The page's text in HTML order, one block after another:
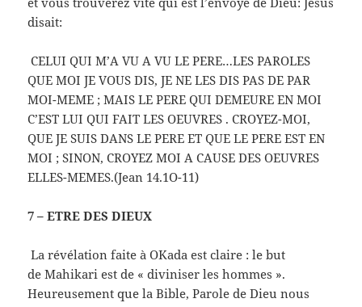
disait:
CELUI QUI M’A VU A VU LE PERE…LES PAROLES
QUE MOI JE VOUS DIS, JE NE LES DIS PAS DE PAR
MOI-MEME ; MAIS LE PERE QUI DEMEURE EN MOI
C’EST LUI QUI FAIT LES OEUVRES . CROYEZ-MOI,
QUE JE SUIS DANS LE PERE ET QUE LE PERE EST EN
MOI ; SINON, CROYEZ MOI A CAUSE DES OEUVRES
ELLES-MEMES.(Jean 14.1O-11)
7 – ETRE DES DIEUX
La révélation faite à OKada est claire : le but
de Mahikari est de « diviniser les hommes ».
Heureusement que la Bible, Parole de Dieu nous